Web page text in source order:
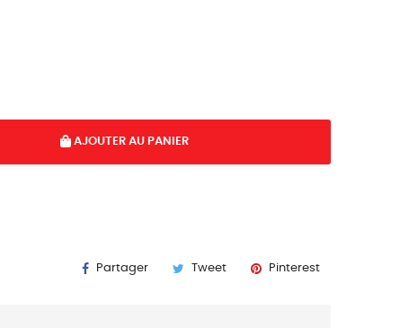
AJOUTER AU PANIER
Partager Tweet Pinterest